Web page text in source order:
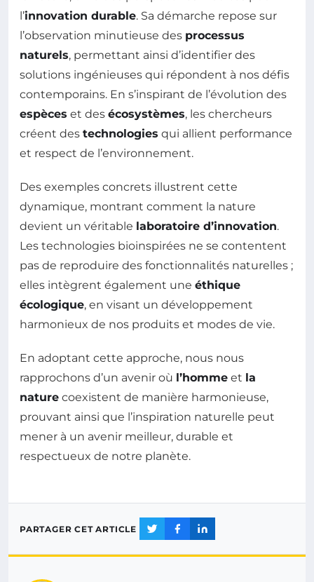
l’innovation durable. Sa démarche repose sur
l’observation minutieuse des processus
naturels, permettant ainsi d’identifier des
solutions ingénieuses qui répondent à nos défis
contemporains. En s’inspirant de l’évolution des
espèces et des écosystèmes, les chercheurs
créent des technologies qui allient performance
et respect de l’environnement.
Des exemples concrets illustrent cette
dynamique, montrant comment la nature
devient un véritable laboratoire d’innovation.
Les technologies bioinspirées ne se contentent
pas de reproduire des fonctionnalités naturelles ;
elles intègrent également une éthique
écologique, en visant un développement
harmonieux de nos produits et modes de vie.
En adoptant cette approche, nous nous
rapprochons d’un avenir où l’homme et la
nature coexistent de manière harmonieuse,
prouvant ainsi que l’inspiration naturelle peut
mener à un avenir meilleur, durable et
respectueux de notre planète.
PARTAGER CET ARTICLE